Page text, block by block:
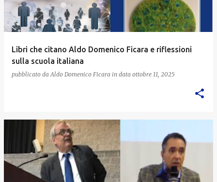
Libri che citano Aldo Domenico Ficara e riflessioni
sulla scuola italiana
pubblicato da Aldo Domenico Ficara in data ottobre 11, 2025